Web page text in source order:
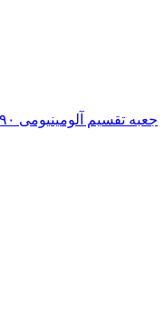
جعبه تقسیم آلومینیومی ۹۰*۲۶۰*۱۶۰ مته انرژی